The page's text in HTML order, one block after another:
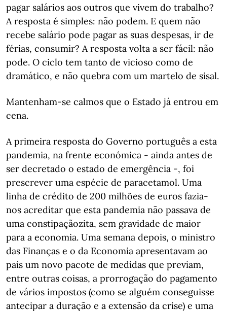
pagar salários aos outros que vivem do trabalho?
A resposta é simples: não podem. E quem não
recebe salário pode pagar as suas despesas, ir de
férias, consumir? A resposta volta a ser fácil: não
pode. O ciclo tem tanto de vicioso como de
dramático, e não quebra com um martelo de sisal.
Mantenham-se calmos que o Estado já entrou em
cena.
A primeira resposta do Governo português a esta
pandemia, na frente económica - ainda antes de
ser decretado o estado de emergência -, foi
prescrever uma espécie de paracetamol. Uma
linha de crédito de 200 milhões de euros fazia-
nos acreditar que esta pandemia não passava de
uma constipaçãozita, sem gravidade de maior
para a economia. Uma semana depois, o ministro
das Finanças e o da Economia apresentavam ao
país um novo pacote de medidas que previam,
entre outras coisas, a prorrogação do pagamento
de vários impostos (como se alguém conseguisse
antecipar a duração e a extensão da crise) e uma